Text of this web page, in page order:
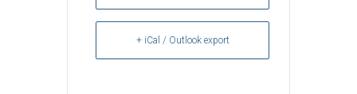
+ iCal / Outlook export